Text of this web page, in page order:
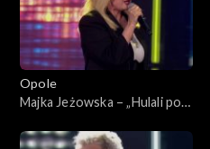
Opole
Majka Jeżowska – „Hulali po
„SuperJedynki”